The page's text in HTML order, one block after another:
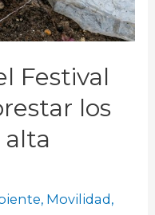
Festival
los
alta
, Movilidad,